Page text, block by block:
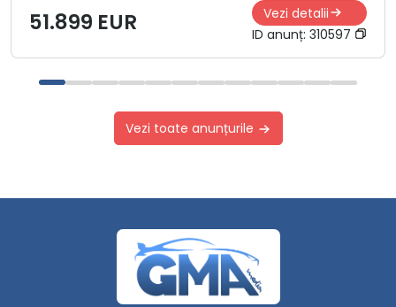
51.899 EUR
Vezi detalii
ID anunț: 310597
Vezi toate anunțurile